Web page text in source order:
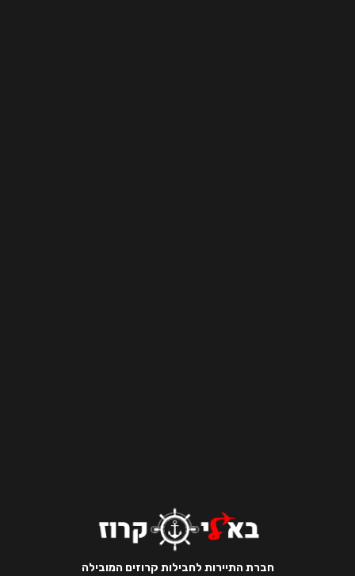
חברת התיירות לחבילות קרוזים המובילה